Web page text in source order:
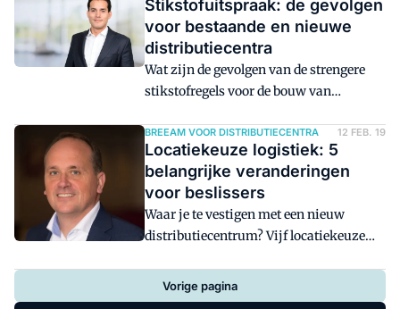
Stikstofuitspraak: de gevolgen
voor bestaande en nieuwe
distributiecentra
Wat zijn de gevolgen van de strengere
stikstofregels voor de bouw van
BREEAM VOOR DISTRIBUTIECENTRA 12 FEB. 19
Locatiekeuze logistiek: 5
belangrijke veranderingen
voor beslissers
Waar je te vestigen met een nieuw
distributiecentrum? Vijf locatiekeuze
distributiecentrum. Locatiekeuze voor
een distributiecentrum bevindt zich in
Vorige pagina